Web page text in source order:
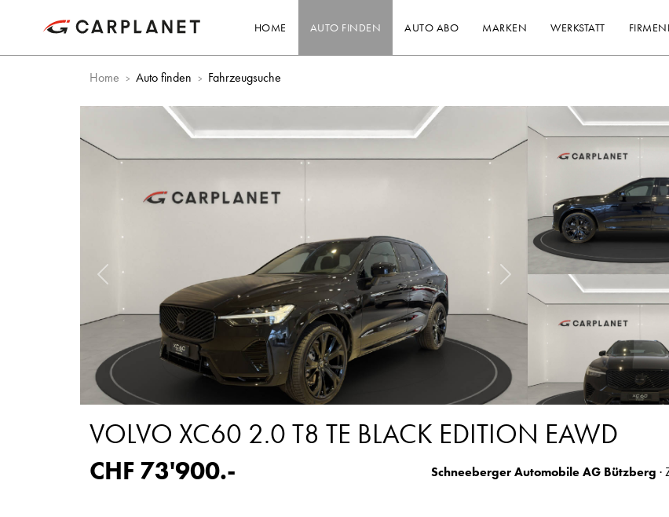
HOME AUTO FINDEN AUTO ABO MARKEN WERKSTATT
Home Auto finden Fahrzeugsuche
Vorheriges Bild Nächstes Bild
VOLVO XC60 2.0 T8 TE BLACK EDITION EAWD
CHF 73'900.- Schneeberger Automobile AG Bützberg ·